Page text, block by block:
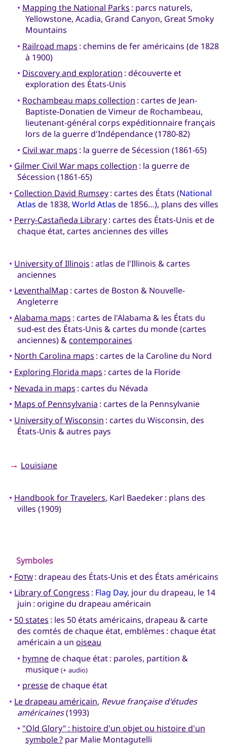
• Mapping the National Parks : parcs naturels,
Yellowstone, Acadia, Grand Canyon, Great Smoky
Mountains
• Railroad maps : chemins de fer américains (de 1828
à 1900)
• Discovery and exploration : découverte et
exploration des États-Unis
• Rochambeau maps collection : cartes de Jean-
Baptiste-Donatien de Vimeur de Rochambeau,
lieutenant-général corps expéditionnaire français
lors de la guerre d'Indépendance (1780-82)
• Civil war maps : la guerre de Sécession (1861-65)
• Gilmer Civil War maps collection : la guerre de
Sécession (1861-65)
• Collection David Rumsey: cartes des États (National
Atlas de 1838, World Atlas de 1856…), plans des villes
• Perry-Castañeda Library: cartes des États-Unis et de
chaque état, cartes anciennes des villes
• University of Illinois : atlas de l'Illinois & cartes
anciennes
• LeventhalMap : cartes de Boston & Nouvelle-
Angleterre
• Alabama maps : cartes de l'Alabama & les États du
sud-est des États-Unis & cartes du monde (cartes
anciennes) &contemporaines
• North Carolina maps : cartes de la Caroline du Nord
• Exploring Florida maps : cartes de la Floride
• Nevada in maps : cartes du Névada
• Maps of Pennsylvania : cartes de la Pennsylvanie
• University of Wisconsin : cartes du Wisconsin, des
États-Unis & autres pays
→ Louisiane
• Handbook for Travelers, Karl Baedeker : plans des
villes (1909)
Symboles
• Fotw: drapeau des États-Unis et des États américains
• Library of Congress : Flag Day, jour du drapeau, le 14
juin : origine du drapeau américain
• 50 states : les 50 états américains, drapeau & carte
des comtés de chaque état, emblèmes : chaque état
américain a un oiseau
• hymnede chaque état : paroles, partition &
musique (+ audio)
• pressede chaque état
• Le drapeau américain, Revue française d'études
américaines(1993)
• "Old Glory" : histoire d'un objet ou histoire d'un
symbole ?par Malie Montagutelli